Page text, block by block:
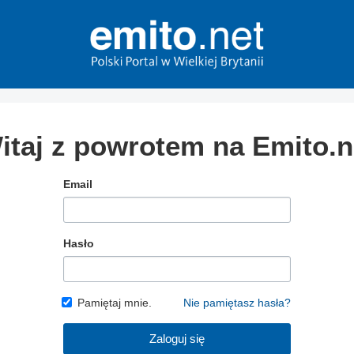
z powrotem na
Email
Hasło
Pamiętaj mnie. Nie pamiętasz hasła?
Zaloguj się